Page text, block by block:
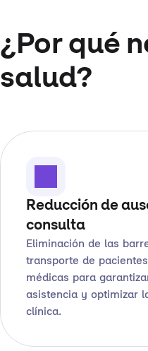
¿Por qué
salud?
Reducción de
consulta
Eliminación de las
transporte de
médicas para
asistencia y optimizar
clínica.